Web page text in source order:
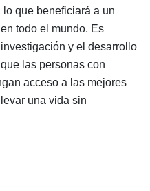
que beneficiará a un
todo el mundo. Es
y el desarrollo
las personas con
acceso a las mejores
una vida sin